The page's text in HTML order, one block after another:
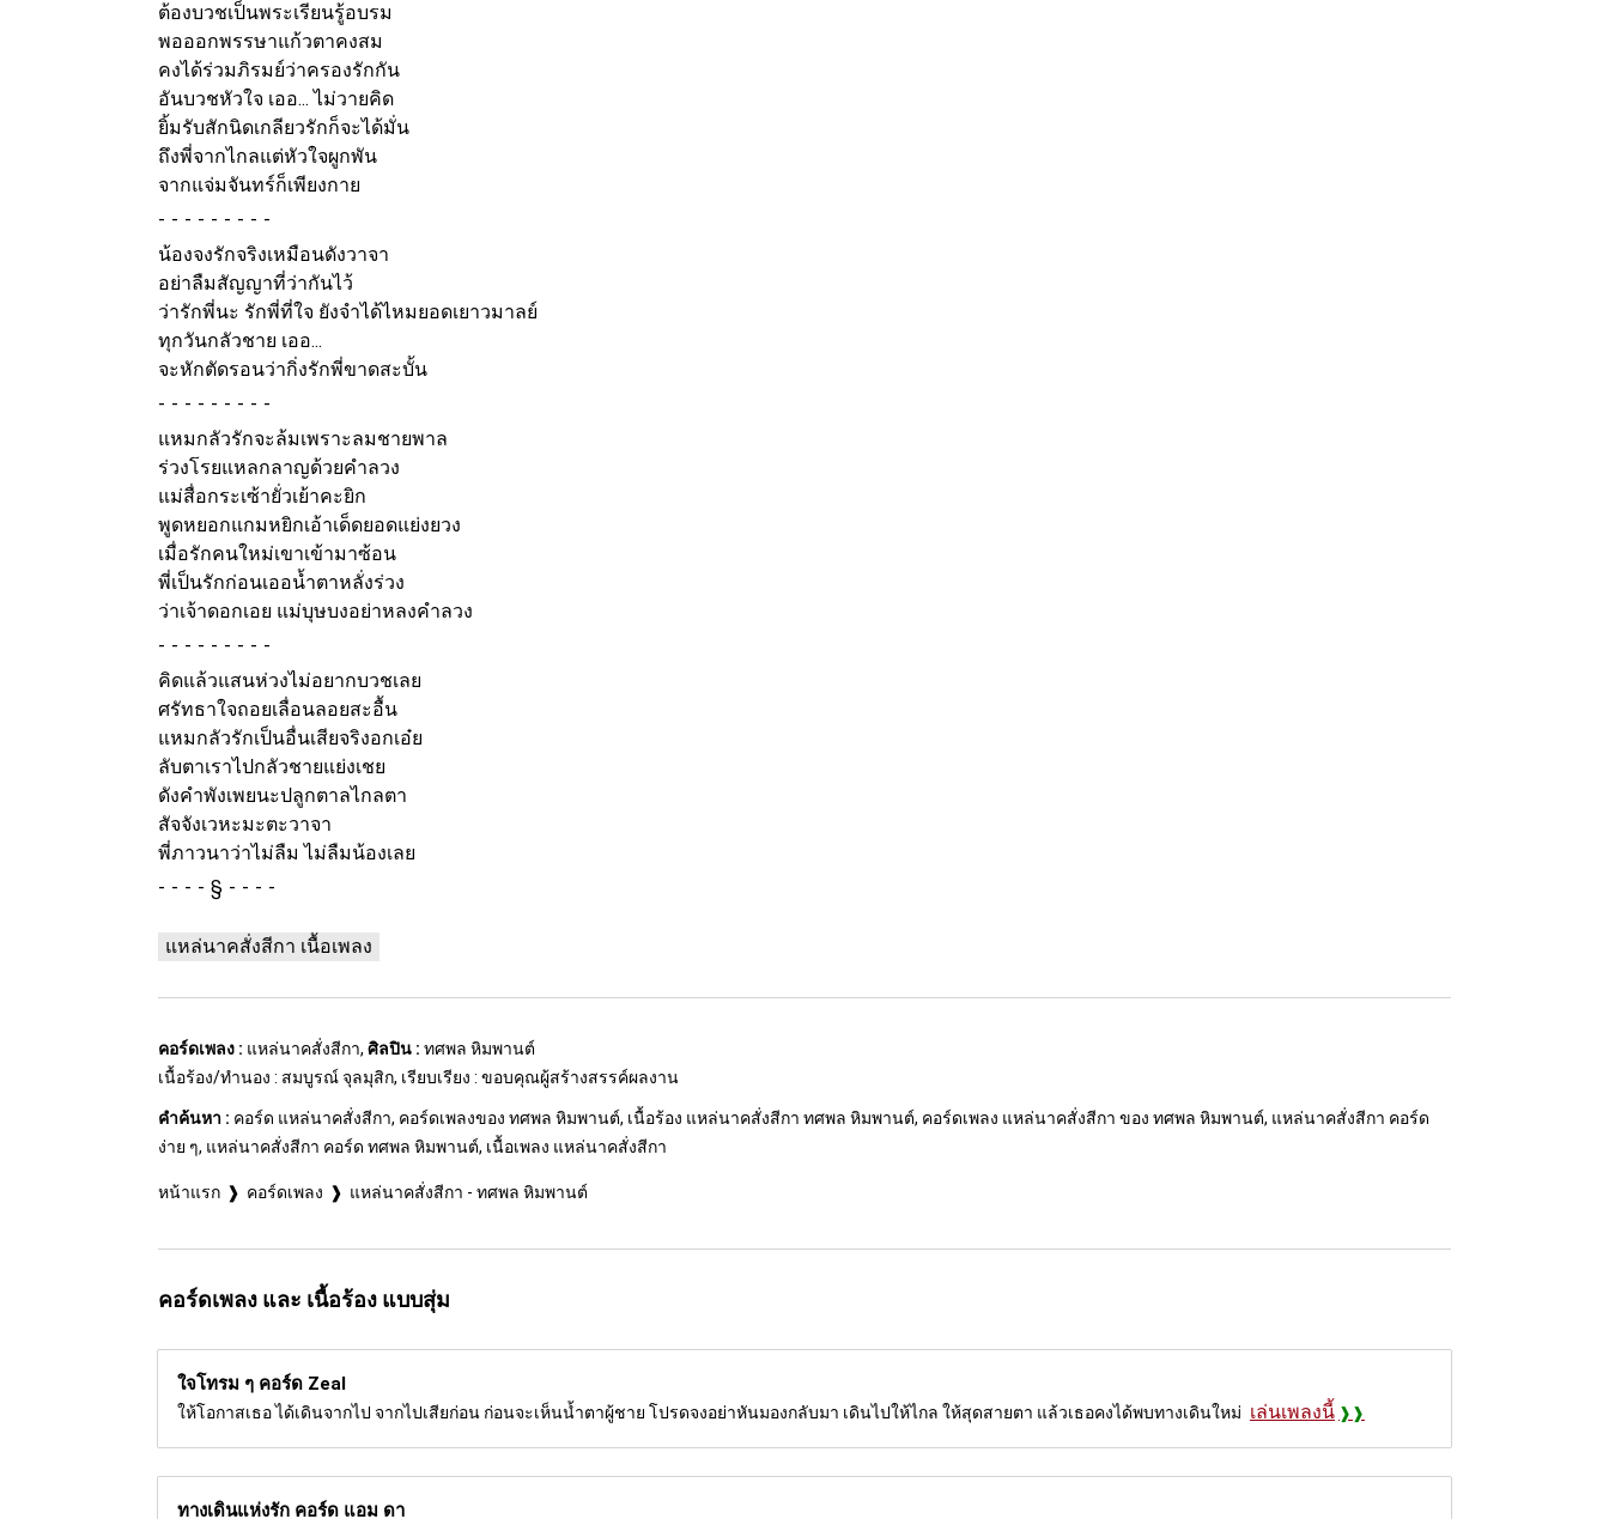
ต้องบวชเป็นพระเรียนรู้อบรม
พอออกพรรษาแก้วตาคงสม
คงได้ร่วมภิรมย์ว่าครองรักกัน
อันบวชหัวใจ เออ... ไม่วายคิด
ยิ้มรับสักนิดเกลียวรักก็จะได้มั่น
ถึงพี่จากไกลแต่หัวใจผูกพัน
จากแจ่มจันทร์ก็เพียงกาย
-
น้องจงรักจริงเหมือนดังวาจา
อย่าลืมสัญญาที่ว่ากันไว้
ว่ารักพี่นะ รักพี่ที่ใจ ยังจำได้ไหมยอดเยาวมาลย์
ทุกวันกลัวชาย เออ...
จะหักตัดรอนว่ากิ่งรักพี่ขาดสะบั้น
-
แหมกลัวรักจะล้มเพราะลมชายพาล
ร่วงโรยแหลกลาญด้วยคำลวง
แม่สื่อกระเซ้ายั่วเย้าคะยิก
พูดหยอกแกมหยิกเอ้าเด็ดยอดแย่งยวง
เมื่อรักคนใหม่เขาเข้ามาซ้อน
พี่เป็นรักก่อนเออน้ำตาหลั่งร่วง
ว่าเจ้าดอกเอย แม่บุษบงอย่าหลงคำลวง
-
คิดแล้วแสนห่วงไม่อยากบวชเลย
ศรัทธาใจถอยเลื่อนลอยสะอื้น
แหมกลัวรักเป็นอื่นเสียจริงอกเอ๋ย
ลับตาเราไปกลัวชายแย่งเชย
ดังคำพังเพยนะปลูกตาลไกลตา
สัจจังเวหะมะตะวาจา
พี่ภาวนาว่าไม่ลืม ไม่ลืมน้องเลย
§
แหล่นาคสั่งสีกา เนื้อเพลง
คอร์ดเพลง : แหล่นาคสั่งสีกา, ศิลปิน : ทศพล หิมพานต์
เนื้อร้อง/ทำนอง : สมบูรณ์ จุลมุสิก, เรียบเรียง : ขอบคุณผู้สร้างสรรค์ผลงาน
คำค้นหา : คอร์ด แหล่นาคสั่งสีกา, คอร์ดเพลงของ ทศพล หิมพานต์, เนื้อร้อง แหล่นาคสั่งสีกา ทศพล หิมพานต์, คอร์ดเพลง แหล่นาคสั่งสีกา ของ ทศพล หิมพานต์, แหล่นาคสั่งสีกา คอร์ด
ง่าย ๆ, แหล่นาคสั่งสีกา คอร์ด ทศพล หิมพานต์, เนื้อเพลง แหล่นาคสั่งสีกา
หน้าแรก คอร์ดเพลง แหล่นาคสั่งสีกา - ทศพล หิมพานต์
คอร์ดเพลง และ เนื้อร้อง แบบสุ่ม
ใจโทรม ๆ คอร์ด Zeal
ให้โอกาสเธอ ได้เดินจากไป จากไปเสียก่อน ก่อนจะเห็นน้ำตาผู้ชาย โปรดจงอย่าหันมองกลับมา เดินไปให้ไกล ให้สุดสายตา แล้วเธอคงได้พบทางเดินใหม่ เล่นเพลงนี้
ทางเดินแห่งรัก คอร์ด แอม ดา